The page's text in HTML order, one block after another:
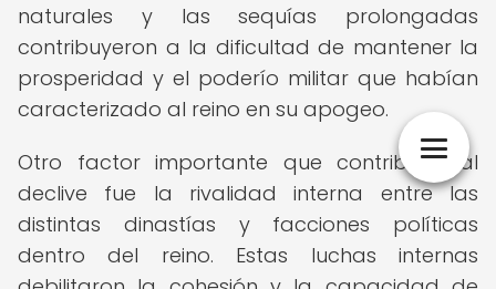
naturales y las sequías prolongadas
contribuyeron a la dificultad de mantener la
prosperidad y el poderío militar que habían
caracterizado al reino en su apogeo.
Otro factor importante que contribuyó al
declive fue la rivalidad interna entre las
distintas dinastías y facciones políticas
dentro del reino. Estas luchas internas